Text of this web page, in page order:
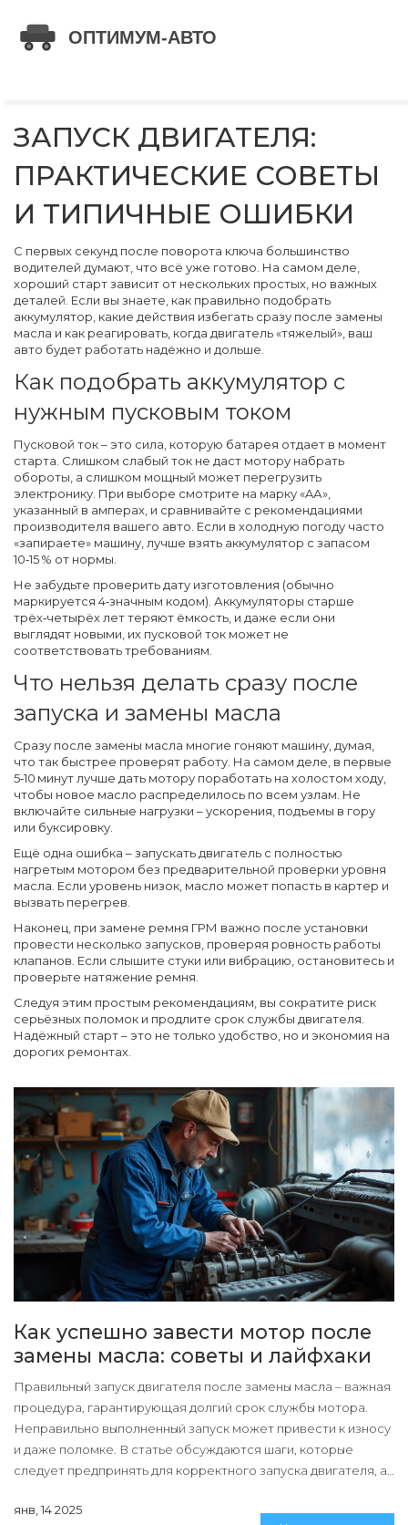
ЗАПУСК ДВИГАТЕЛЯ:
ПРАКТИЧЕСКИЕ СОВЕТЫ
И ТИПИЧНЫЕ ОШИБКИ
С первых секунд после поворота ключа большинство
водителей думают, что всё уже готово. На самом деле,
хороший старт зависит от нескольких простых, но важных
деталей. Если вы знаете, как правильно подобрать
аккумулятор, какие действия избегать сразу после замены
масла и как реагировать, когда двигатель «тяжелый», ваш
авто будет работать надёжно и дольше.
Как подобрать аккумулятор с
нужным пусковым током
Пусковой ток – это сила, которую батарея отдает в момент
старта. Слишком слабый ток не даст мотору набрать
обороты, а слишком мощный может перегрузить
электронику. При выборе смотрите на марку «AА»,
указанный в амперах, и сравнивайте с рекомендациями
производителя вашего авто. Если в холодную погоду часто
«запираете» машину, лучше взять аккумулятор с запасом
10‑15 % от нормы.
Не забудьте проверить дату изготовления (обычно
маркируется 4‑значным кодом). Аккумуляторы старше
трёх‑четырёх лет теряют ёмкость, и даже если они
выглядят новыми, их пусковой ток может не
соответствовать требованиям.
Что нельзя делать сразу после
запуска и замены масла
Сразу после замены масла многие гоняют машину, думая,
что так быстрее проверят работу. На самом деле, в первые
5‑10 минут лучше дать мотору поработать на холостом ходу,
чтобы новое масло распределилось по всем узлам. Не
включайте сильные нагрузки – ускорения, подъемы в гору
или буксировку.
Ещё одна ошибка – запускать двигатель с полностью
нагретым мотором без предварительной проверки уровня
масла. Если уровень низок, масло может попасть в картер и
вызвать перегрев.
Наконец, при замене ремня ГРМ важно после установки
провести несколько запусков, проверяя ровность работы
клапанов. Если слышите стуки или вибрацию, остановитесь и
проверьте натяжение ремня.
Следуя этим простым рекомендациям, вы сократите риск
серьёзных поломок и продлите срок службы двигателя.
Надёжный старт – это не только удобство, но и экономия на
дорогих ремонтах.
Как успешно завести мотор после
замены масла: советы и лайфхаки
Правильный запуск двигателя после замены масла – важная
процедура, гарантирующая долгий срок службы мотора.
Неправильно выполненный запуск может привести к износу
и даже поломке. В статье обсуждаются шаги, которые
следует предпринять для корректного запуска двигателя, а
Следуя этим рекомендациям, можно избежать ошибок и
янв, 14 2025